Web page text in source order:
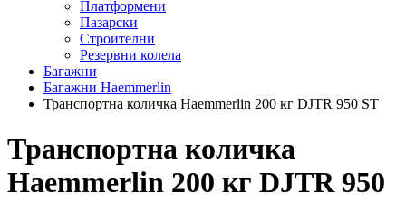
Платформени
Пазарски
Строителни
Резервни колела
Багажни
Багажни Haemmerlin
Транспортна количка Haemmerlin 200 кг DJTR 950 ST
Транспортна количка
Haemmerlin 200 кг DJTR 950